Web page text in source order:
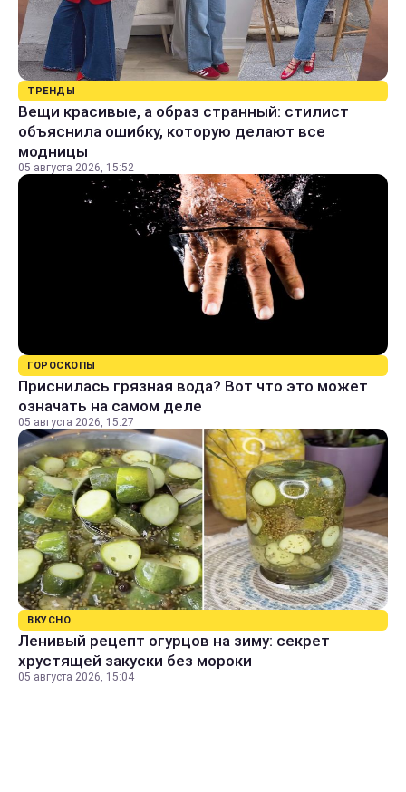
ТРЕНДЫ
Вещи красивые, а образ странный: стилист
объяснила ошибку, которую делают все
модницы
05 августа 2026, 15:52
ГОРОСКОПЫ
Приснилась грязная вода? Вот что это может
означать на самом деле
05 августа 2026, 15:27
ВКУСНО
Ленивый рецепт огурцов на зиму: секрет
хрустящей закуски без мороки
05 августа 2026, 15:04